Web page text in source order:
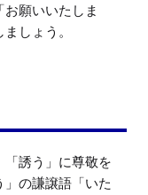
お願いいたしま
しょう。
「誘う」に尊敬を
の謙譲語「いた